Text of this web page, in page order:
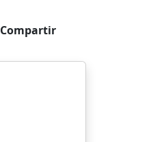
Compartir